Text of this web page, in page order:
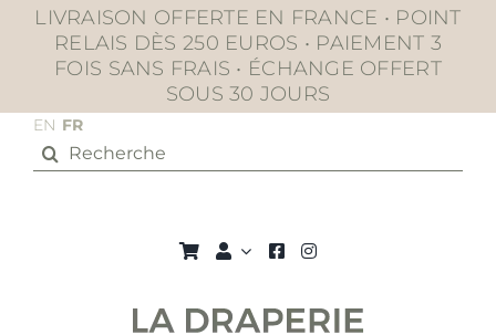
Passer
contenu
LIVRAISON OFFERTE EN FRANCE • POINT
RELAIS DÈS 250 EUROS • PAIEMENT 3
FOIS SANS FRAIS • ÉCHANGE OFFERT
SOUS 30 JOURS
EN FR
Rechercher: